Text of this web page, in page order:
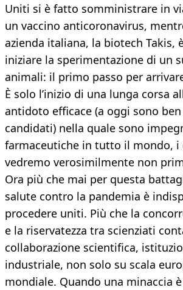
Uniti si è fatto somministrare in
un vaccino anticoronavirus,
azienda italiana, la biotech Takis,
iniziare la sperimentazione di un
animali: il primo passo per
È solo l’inizio di una lunga corsa
antidoto efficace (a oggi sono
candidati) nella quale sono
farmaceutiche in tutto il mondo,
vedremo verosimilmente non
Ora più che mai per questa
salute contro la pandemia è
procedere uniti. Più che la
e la riservatezza tra scienziati
collaborazione scientifica,
industriale, non solo su scala
mondiale. Quando una minaccia